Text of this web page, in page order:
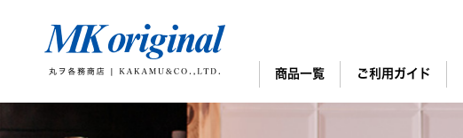
商品一覧 ご利用ガイド